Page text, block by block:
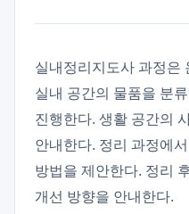
실내정리지도사 과정은
실내 공간의 물품을 분
진행한다. 생활 공간의
안내한다. 정리 과정에
방법을 제안한다. 정리
개선 방향을 안내한다.